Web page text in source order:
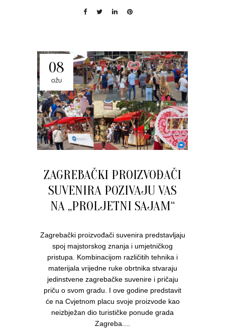
08
OŽU
ZAGREBAČKI PROIZVOĐAČI
SUVENIRA POZIVAJU VAS
NA „PROLJETNI SAJAM“
Zagrebački proizvođači suvenira predstavljaju
spoj majstorskog znanja i umjetničkog
pristupa. Kombinacijom različitih tehnika i
materijala vrijedne ruke obrtnika stvaraju
jedinstvene zagrebačke suvenire i pričaju
priču o svom gradu. I ove godine predstavit
će na Cvjetnom placu svoje proizvode kao
neizbježan dio turističke ponude grada
Zagreba....